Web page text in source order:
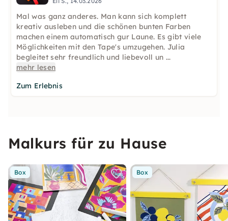
Mal was ganz anderes. Man kann sich komplett
kreativ ausleben und die schönen bunten Farben
machen einem automatisch gur Laune. Es gibt viele
Möglichkeiten mit den Tape's umzugehen. Julia
begleitet sehr freundlich und liebevoll un ...
mehr lesen
Zum Erlebnis
Malkurs für zu Hause
Box Box